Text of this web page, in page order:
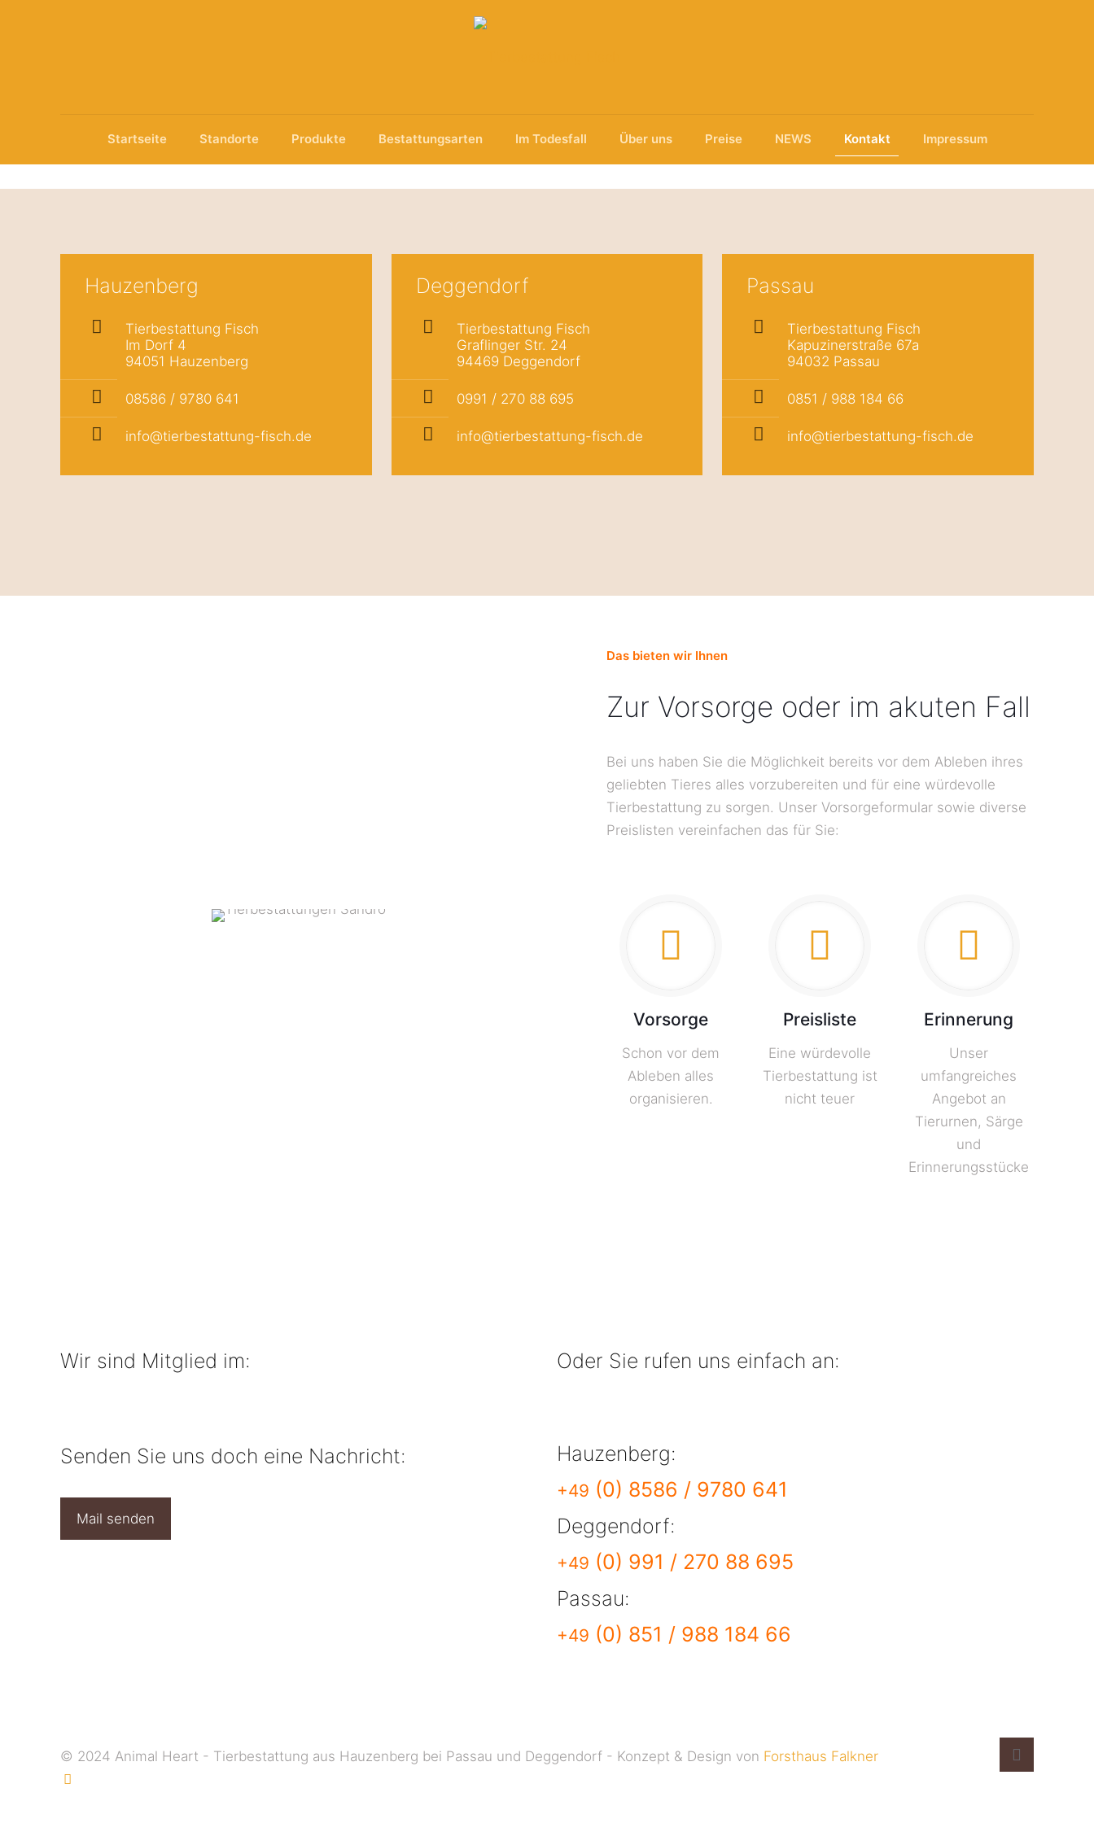
Startseite Standorte Produkte Bestattungsarten Im Todesfall Über uns Preise NEWS Kontakt Impressum
Hauzenberg
Tierbestattung Fisch
Im Dorf 4
94051 Hauzenberg
08586 / 9780 641
info@tierbestattung-fisch.de
Deggendorf
Tierbestattung Fisch
Graflinger Str. 24
94469 Deggendorf
0991 / 270 88 695
info@tierbestattung-fisch.de
Passau
Tierbestattung Fisch
Kapuzinerstraße 67a
94032 Passau
0851 / 988 184 66
info@tierbestattung-fisch.de
Das bieten wir Ihnen
Zur Vorsorge oder im akuten Fall
Bei uns haben Sie die Möglichkeit bereits vor dem Ableben ihres
geliebten Tieres alles vorzubereiten und für eine würdevolle
Tierbestattung zu sorgen. Unser Vorsorgeformular sowie diverse
Preislisten vereinfachen das für Sie:
Vorsorge
Schon vor dem
Ableben alles
organisieren.
Preisliste
Eine würdevolle
Tierbestattung ist
nicht teuer
Erinnerung
Unser
umfangreiches
Angebot an
Tierurnen, Särge
und
Erinnerungsstücke
Wir sind Mitglied im:
Senden Sie uns doch eine Nachricht:
Mail senden
Oder Sie rufen uns einfach an:
Hauzenberg:
+49 (0) 8586 / 9780 641
Deggendorf:
+49 (0) 991 / 270 88 695
Passau:
+49 (0) 851 / 988 184 66
© 2024 Animal Heart - Tierbestattung aus Hauzenberg bei Passau und Deggendorf - Konzept & Design von Forsthaus Falkner